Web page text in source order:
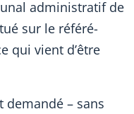
administratif de
sur le référé-
qui vient d’être
demandé – sans